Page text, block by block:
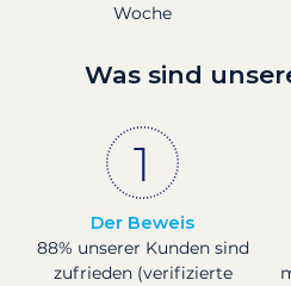
Woche
Was sind
Der Beweis
88% unserer Kunden sind
zufrieden (verifizierte